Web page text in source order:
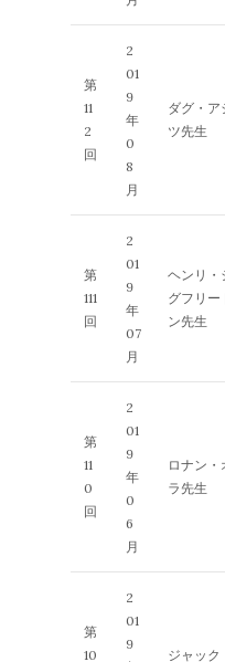
第
11
2
回
2
01
9
年
0
8
月
ダグ・ア
ツ先生
第
111
回
2
01
9
年
07
月
ヘンリ・
グフリー
ン先生
第
11
0
回
2
01
9
年
0
6
月
ロナン・
ラ先生
第
10
2
01
9
ジャック